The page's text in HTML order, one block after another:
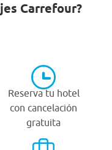
Carrefour?
Reserva tu hotel
con cancelación
gratuita